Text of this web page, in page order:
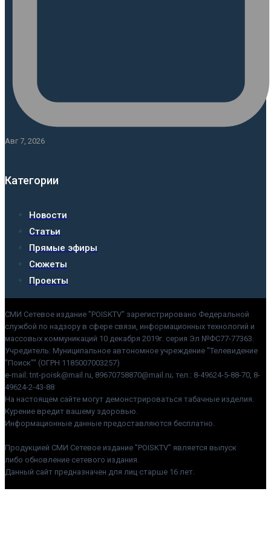
Авг 7, 2026
Категории
Новости
Статьи
Прямые эфиры
Сюжеты
Проекты
СМИ Сетевое издание "POISKTV" зарегистрировано Федеральной
службой по надзору в сфере связи, информационных технологий и
массовых коммуникаций 10 декабря 2019г. серия Эл №ФС77-77363.
Учредитель: Муниципальное автономное учреждение "Телевидение
"Поиск"" (ОГРН 1185007003257)
e-mail: tnt-poisk@mail.ru, 89670758870@mail.ru; тел.: 8-49624-5-88-70, 8-
49624-2-43-88
На настоящем сайте могут демонстрироваться табачные изделия.
Курение вредит вашему здоровью.
Информационные данные предоставляются бесплатно.
Продукцией СМИ Сетевое издание "POISKTV" является выпуск
либо обновление сетевого издания.
Данный сайт предназначен для лиц старше 16 лет.